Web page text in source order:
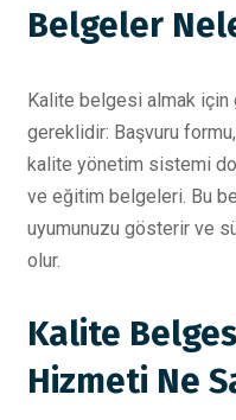
Belgeler
Kalite belgesi almak için
gereklidir: Başvuru
kalite yönetim sistemi
ve eğitim belgeleri. Bu
uyumunuzu gösterir ve
olur.
Kalite
Hizmeti Ne